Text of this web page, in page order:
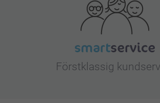
Förstklassig